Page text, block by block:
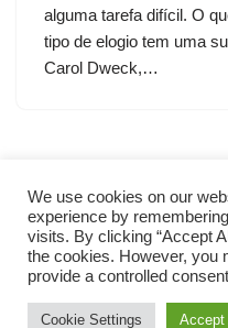
alguma tarefa difícil. O
tipo de elogio tem uma
Carol Dweck,…
We use cookies on our
experience by
visits. By clicking “Accept
the cookies. However, you
provide a controlled
Cookie Settings Accept